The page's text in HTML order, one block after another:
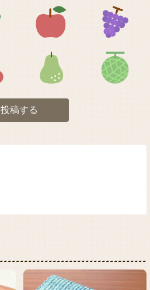
アイコン2 アイコン3
アイコン6 アイコン7
投稿する